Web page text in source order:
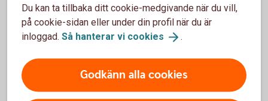
SOS Barnbyar
3 396 317 kr
SOS Barnbyar arbetar med långsiktiga insatser för
att inte ett enda barn ska behöva växa upp ensamt.
Du kan ta tillbaka ditt cookie-medgivande när du vill,
på cookie-sidan eller under din profil när du är
inloggad. Så hanterar vi cookies .
Godkänn alla cookies